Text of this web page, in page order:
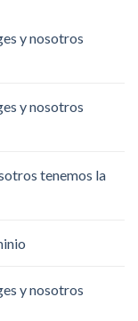
y nosotros
y nosotros
tenemos la
y nosotros